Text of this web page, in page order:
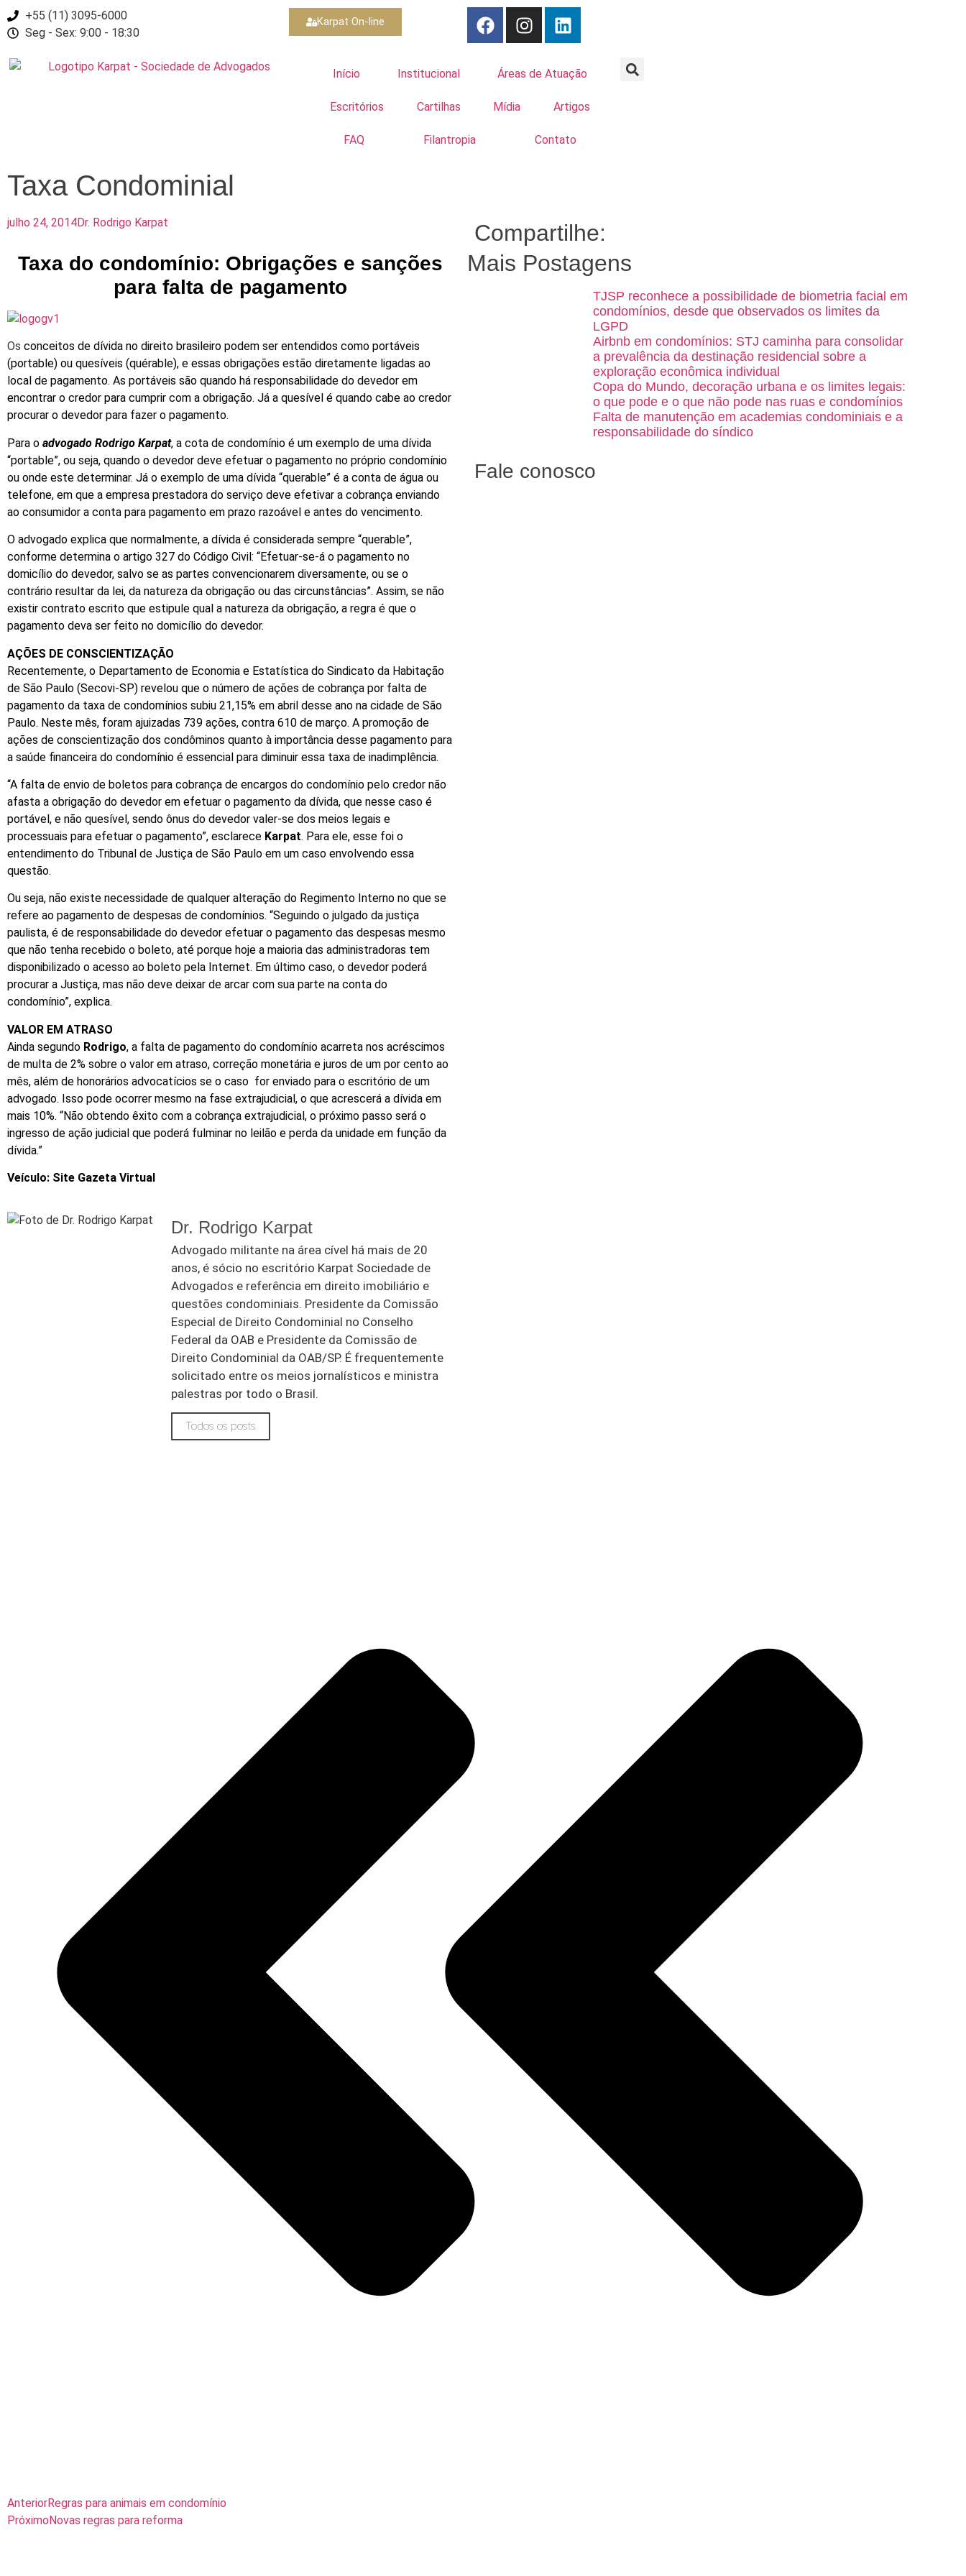
+55 (11) 3095-6000
Seg - Sex: 9:00 - 18:30
Karpat On-line
Início Institucional Áreas de Atuação
Escritórios Cartilhas Mídia Artigos
FAQ Filantropia Contato
Taxa Condominial
julho 24, 2014Dr. Rodrigo Karpat
Taxa do condomínio: Obrigações e sanções
para falta de pagamento
Os conceitos de dívida no direito brasileiro podem ser entendidos como portáveis
(portable) ou quesíveis (quérable), e essas obrigações estão diretamente ligadas ao
local de pagamento. As portáveis são quando há responsabilidade do devedor em
encontrar o credor para cumprir com a obrigação. Já a quesível é quando cabe ao credor
procurar o devedor para fazer o pagamento.
Para o advogado Rodrigo Karpat, a cota de condomínio é um exemplo de uma dívida
“portable”, ou seja, quando o devedor deve efetuar o pagamento no próprio condomínio
ou onde este determinar. Já o exemplo de uma dívida “querable” é a conta de água ou
telefone, em que a empresa prestadora do serviço deve efetivar a cobrança enviando
ao consumidor a conta para pagamento em prazo razoável e antes do vencimento.
O advogado explica que normalmente, a dívida é considerada sempre “querable”,
conforme determina o artigo 327 do Código Civil: “Efetuar-se-á o pagamento no
domicílio do devedor, salvo se as partes convencionarem diversamente, ou se o
contrário resultar da lei, da natureza da obrigação ou das circunstâncias”. Assim, se não
existir contrato escrito que estipule qual a natureza da obrigação, a regra é que o
pagamento deva ser feito no domicílio do devedor.
AÇÕES DE CONSCIENTIZAÇÃO
Recentemente, o Departamento de Economia e Estatística do Sindicato da Habitação
de São Paulo (Secovi-SP) revelou que o número de ações de cobrança por falta de
pagamento da taxa de condomínios subiu 21,15% em abril desse ano na cidade de São
Paulo. Neste mês, foram ajuizadas 739 ações, contra 610 de março. A promoção de
ações de conscientização dos condôminos quanto à importância desse pagamento para
a saúde financeira do condomínio é essencial para diminuir essa taxa de inadimplência.
“A falta de envio de boletos para cobrança de encargos do condomínio pelo credor não
afasta a obrigação do devedor em efetuar o pagamento da dívida, que nesse caso é
portável, e não quesível, sendo ônus do devedor valer-se dos meios legais e
processuais para efetuar o pagamento”, esclarece Karpat. Para ele, esse foi o
entendimento do Tribunal de Justiça de São Paulo em um caso envolvendo essa
questão.
Ou seja, não existe necessidade de qualquer alteração do Regimento Interno no que se
refere ao pagamento de despesas de condomínios. “Seguindo o julgado da justiça
paulista, é de responsabilidade do devedor efetuar o pagamento das despesas mesmo
que não tenha recebido o boleto, até porque hoje a maioria das administradoras tem
disponibilizado o acesso ao boleto pela Internet. Em último caso, o devedor poderá
procurar a Justiça, mas não deve deixar de arcar com sua parte na conta do
condomínio”, explica.
VALOR EM ATRASO
Ainda segundo Rodrigo, a falta de pagamento do condomínio acarreta nos acréscimos
de multa de 2% sobre o valor em atraso, correção monetária e juros de um por cento ao
mês, além de honorários advocatícios se o caso for enviado para o escritório de um
advogado. Isso pode ocorrer mesmo na fase extrajudicial, o que acrescerá a dívida em
mais 10%. “Não obtendo êxito com a cobrança extrajudicial, o próximo passo será o
ingresso de ação judicial que poderá fulminar no leilão e perda da unidade em função da
dívida.”
Veículo: Site Gazeta Virtual
Dr. Rodrigo Karpat
Advogado militante na área cível há mais de 20
anos, é sócio no escritório Karpat Sociedade de
Advogados e referência em direito imobiliário e
questões condominiais. Presidente da Comissão
Especial de Direito Condominial no Conselho
Federal da OAB e Presidente da Comissão de
Direito Condominial da OAB/SP. É frequentemente
solicitado entre os meios jornalísticos e ministra
palestras por todo o Brasil.
Todos os posts
Compartilhe:
Mais Postagens
TJSP reconhece a possibilidade de biometria facial em
condomínios, desde que observados os limites da
LGPD
Airbnb em condomínios: STJ caminha para consolidar
a prevalência da destinação residencial sobre a
exploração econômica individual
Copa do Mundo, decoração urbana e os limites legais:
o que pode e o que não pode nas ruas e condomínios
Falta de manutenção em academias condominiais e a
responsabilidade do síndico
Fale conosco
AnteriorRegras para animais em condomínio
PróximoNovas regras para reforma